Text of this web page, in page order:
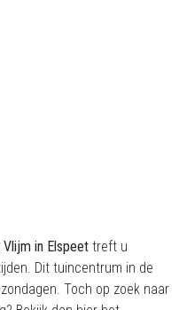
in Elspeet treft u
Dit tuincentrum in de
Toch op zoek naar